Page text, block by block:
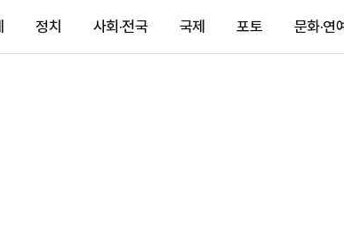
정치 사회·전국 국제 포토 문화·연예